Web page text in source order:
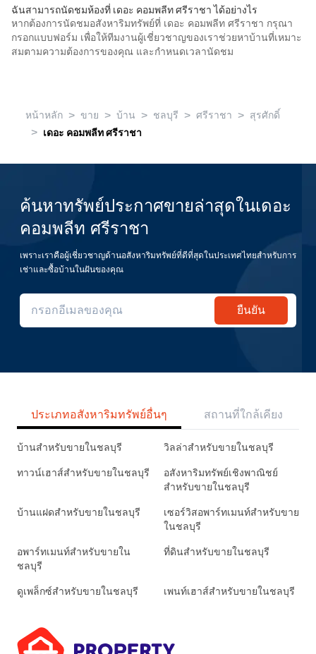
ฉันสามารถนัดชมห้องที่ เดอะ คอมพลีท ศรีราชา ได้อย่างไร
หากต้องการนัดชมอสังหาริมทรัพย์ที่ เดอะ คอมพลีท ศรีราชา กรุณา
กรอกแบบฟอร์ม เพื่อให้ทีมงานผู้เชี่ยวชาญของเราช่วยหาบ้านที่เหมาะ
สมตามความต้องการของคุณ และกำหนดเวลานัดชม
หน้าหลัก > ขาย > บ้าน > ชลบุรี > ศรีราชา > สุรศักดิ์
> เดอะ คอมพลีท ศรีราชา
ค้นหาทรัพย์ประกาศขายล่าสุดในเดอะ
คอมพลีท ศรีราชา
เพราะเราคือผู้เชี่ยวชาญด้านอสังหาริมทรัพย์ที่ดีที่สุดในประเทศไทยสำหรับการ
เช่าและซื้อบ้านในฝันของคุณ
ยืนยัน
ประเภทอสังหาริมทรัพย์อื่นๆ สถานที่ใกล้เคียง
บ้านสำหรับขายในชลบุรี วิลล่าสำหรับขายในชลบุรี
ทาวน์เฮาส์สำหรับขายในชลบุรี
อสังหาริมทรัพย์เชิงพาณิชย์
สำหรับขายในชลบุรี
บ้านแฝดสำหรับขายในชลบุรี
เซอร์วิสอพาร์ทเมนท์สำหรับขาย
ในชลบุรี
อพาร์ทเมนท์สำหรับขายใน
ชลบุรี
ที่ดินสำหรับขายในชลบุรี
ดูเพล็กซ์สำหรับขายในชลบุรี เพนท์เฮาส์สำหรับขายในชลบุรี